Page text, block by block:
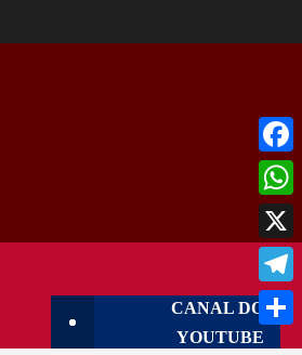
CANAL DO
YOUTUBE
X